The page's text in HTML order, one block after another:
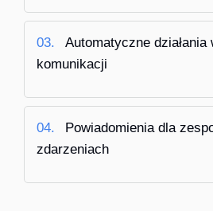
03.
Automatyczne działania
komunikacji
04.
Powiadomienia dla
zdarzeniach